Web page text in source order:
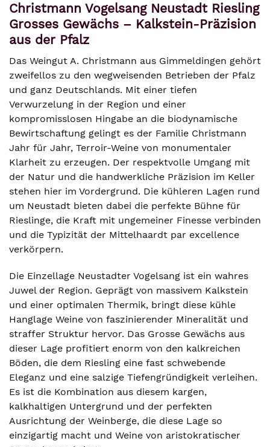
Christmann Vogelsang Neustadt Riesling
Grosses Gewächs – Kalkstein-Präzision
aus der Pfalz
Das Weingut A. Christmann aus Gimmeldingen gehört
zweifellos zu den wegweisenden Betrieben der Pfalz
und ganz Deutschlands. Mit einer tiefen
Verwurzelung in der Region und einer
kompromisslosen Hingabe an die biodynamische
Bewirtschaftung gelingt es der Familie Christmann
Jahr für Jahr, Terroir-Weine von monumentaler
Klarheit zu erzeugen. Der respektvolle Umgang mit
der Natur und die handwerkliche Präzision im Keller
stehen hier im Vordergrund. Die kühleren Lagen rund
um Neustadt bieten dabei die perfekte Bühne für
Rieslinge, die Kraft mit ungemeiner Finesse verbinden
und die Typizität der Mittelhaardt par excellence
verkörpern.
Die Einzellage Neustadter Vogelsang ist ein wahres
Juwel der Region. Geprägt von massivem Kalkstein
und einer optimalen Thermik, bringt diese kühle
Hanglage Weine von faszinierender Mineralität und
straffer Struktur hervor. Das Grosse Gewächs aus
dieser Lage profitiert enorm von den kalkreichen
Böden, die dem Riesling eine fast schwebende
Eleganz und eine salzige Tiefengründigkeit verleihen.
Es ist die Kombination aus diesem kargen,
kalkhaltigen Untergrund und der perfekten
Ausrichtung der Weinberge, die diese Lage so
einzigartig macht und Weine von aristokratischer